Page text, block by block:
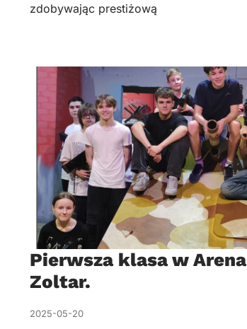
zdobywając prestiżową
Pierwsza klasa w Arena
Zoltar.
2025-05-20